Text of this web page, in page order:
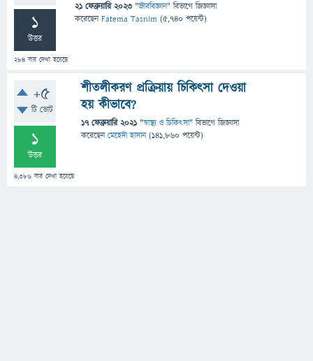
1
উত্তর
284 বার দেখা হয়েছে
21 ফেব্রুয়ারি 2023 "জীববিজ্ঞান" বিভাগে জিজ্ঞাসা
করেছেনFatema Tasnim (5,740 পয়েন্ট)
+5
টি ভোট
1
উত্তর
4,386 বার দেখা হয়েছে
শীতলীকরণ প্রক্রিয়ায় চিকিৎসা দেওয়া
হয় কীভাবে?
17 ফেব্রুয়ারি 2021 "স্বাস্থ্য ও চিকিৎসা" বিভাগে জিজ্ঞাসা
করেছেনমেহেদী হাসান (141,860 পয়েন্ট)